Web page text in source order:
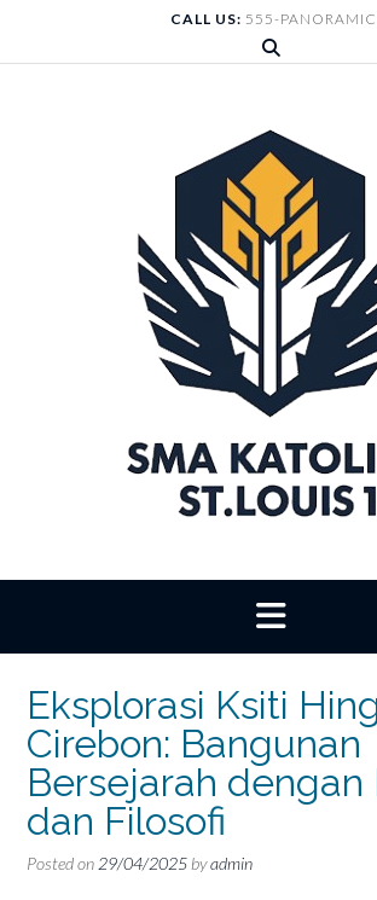
content
CALL US: 555-PANORAMIC
Eksplorasi Ksiti
Cirebon: Bangunan
Bersejarah dengan
dan Filosofi
Posted on 29/04/2025 byadmin